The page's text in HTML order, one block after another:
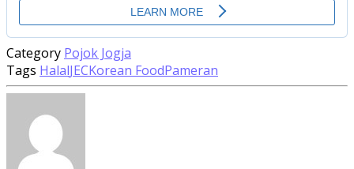
Category Pojok Jogja
Tags HalalJECKorean FoodPameran